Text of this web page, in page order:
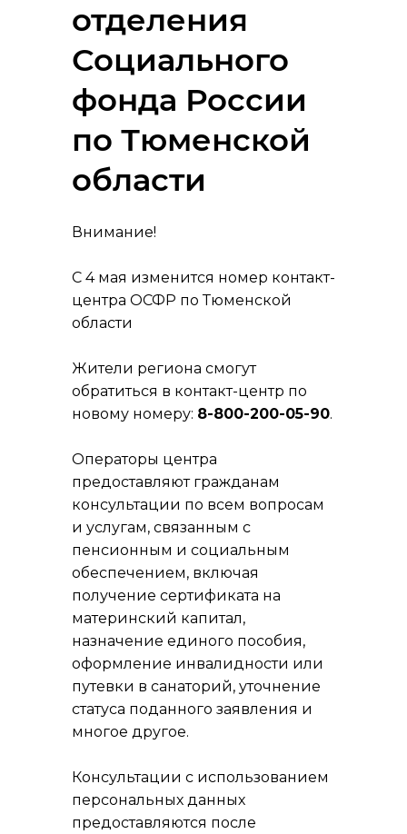
отделения
Социального
фонда России
по Тюменской
области
Внимание!
С 4 мая изменится номер контакт-
центра ОСФР по Тюменской
области
Жители региона смогут
обратиться в контакт-центр по
новому номеру: 8-800-200-05-90.
Операторы центра
предоставляют гражданам
консультации по всем вопросам
и услугам, связанным с
пенсионным и социальным
обеспечением, включая
получение сертификата на
материнский капитал,
назначение единого пособия,
оформление инвалидности или
путевки в санаторий, уточнение
статуса поданного заявления и
многое другое.
Консультации с использованием
персональных данных
предоставляются после